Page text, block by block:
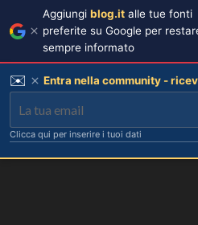
Aggiungi blog.it alle tue fonti
preferite su Google per
sempre informato
✉️ Entra nella community -
Clicca qui per inserire i tuoi dati